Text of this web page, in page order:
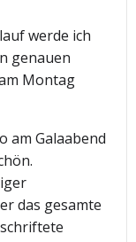
werde ich
genauen
Montag
am Galaabend
das gesamte